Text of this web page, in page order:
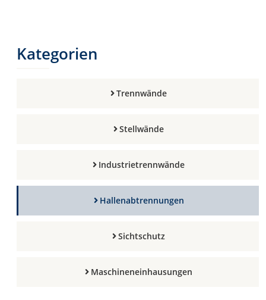
Kategorien
Trennwände
Stellwände
Industrietrennwände
Hallenabtrennungen
Sichtschutz
Maschineneinhausungen